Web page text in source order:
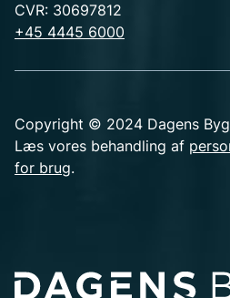
CVR: 30697812
+45 4445 6000
Copyright © 2024 Dagens
Læs vores behandling af
for brug.